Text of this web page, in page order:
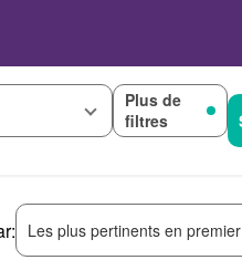
Plus de
filtres
Les plus pertinents en premier